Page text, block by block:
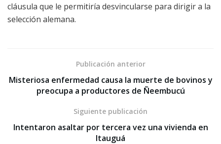
cláusula que le permitiría desvincularse para dirigir a la
selección alemana.
Publicación anterior
Misteriosa enfermedad causa la muerte de bovinos y
preocupa a productores de Ñeembucú
Siguiente publicación
Intentaron asaltar por tercera vez una vivienda en
Itauguá